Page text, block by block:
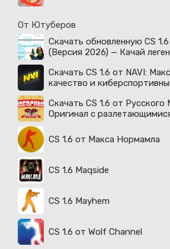
От Ютуберов
Скачать обновленную CS
(Версия 2026) — Качай
Скачать CS 1.6 от NAVI:
качество и
Скачать CS 1.6 от
Оригинал с
CS 1.6 от Макса Нормамла
CS 1.6 Maqside
CS 1.6 Mayhem
CS 1.6 от Wolf Channel